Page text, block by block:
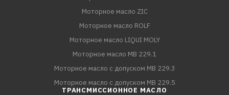
Моторное масло ZIC
Моторное масло ROLF
Моторное масло LIQUI MOLY
Моторное масло MB 229.1
Моторное масло с допуском MB 229.3
Моторное масло с допуском MB 229.5
ТРАНСМИССИОННОЕ МАСЛО